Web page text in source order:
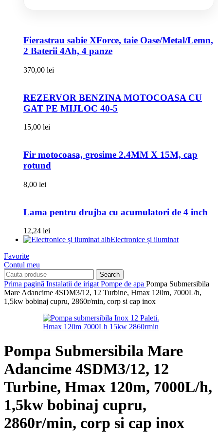
Fierastrau sabie XForce, taie Oase/Metal/Lemn,
2 Baterii 4Ah, 4 panze
370,00 lei
REZERVOR BENZINA MOTOCOASA CU
GAT PE MIJLOC 40-5
15,00 lei
Fir motocoasa, grosime 2.4MM X 15M, cap
rotund
8,00 lei
Lama pentru drujba cu acumulatori de 4 inch
12,24 lei
Electronice și iluminat
Favorite
Contul meu
Search
Prima pagină Instalatii de irigat Pompe de apa Pompa Submersibila
Mare Adancime 4SDM3/12, 12 Turbine, Hmax 120m, 7000L/h,
1,5kw bobinaj cupru, 2860r/min, corp si cap inox
Pompa Submersibila Mare
Adancime 4SDM3/12, 12
Turbine, Hmax 120m, 7000L/h,
1,5kw bobinaj cupru,
2860r/min, corp si cap inox